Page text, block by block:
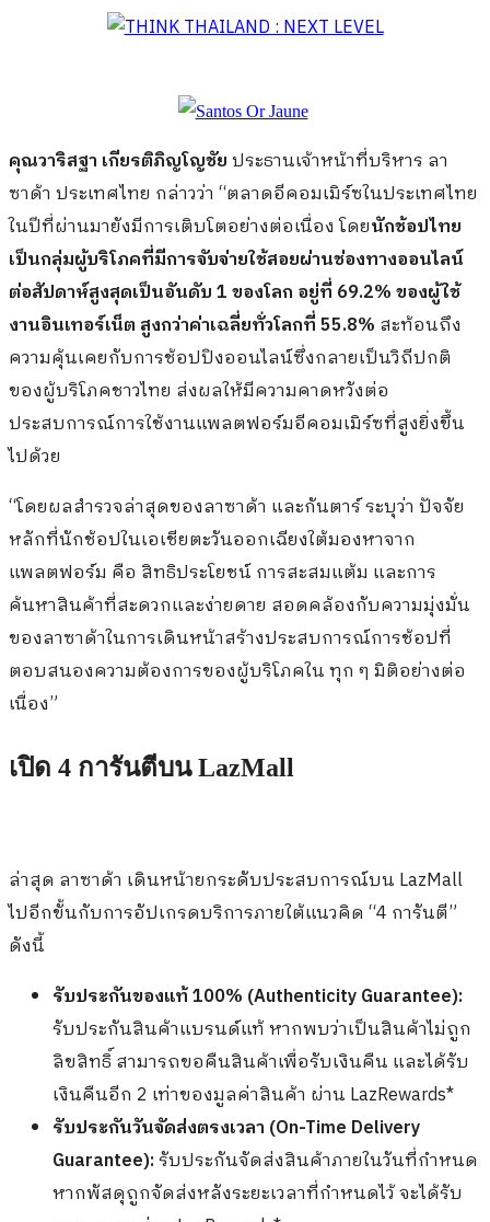
คุณวาริสฐา เกียรติภิญโญชัยประธานเจ้าหน้าที่บริหาร ลา
ซาด้า ประเทศไทย กล่าวว่า “ตลาดอีคอมเมิร์ซในประเทศไทย
ในปีที่ผ่านมายังมีการเติบโตอย่างต่อเนื่อง โดยนักช้อปไทย
เป็นกลุ่มผู้บริโภคที่มีการจับจ่ายใช้สอยผ่านช่องทางออนไลน์
ต่อสัปดาห์สูงสุดเป็นอันดับ 1 ของโลก อยู่ที่ 69.2% ของผู้ใช้
งานอินเทอร์เน็ต สูงกว่าค่าเฉลี่ยทั่วโลกที่ 55.8% สะท้อนถึง
ความคุ้นเคยกับการช้อปปิงออนไลน์ซึ่งกลายเป็นวิถีปกติ
ของผู้บริโภคชาวไทย ส่งผลให้มีความคาดหวังต่อ
ประสบการณ์การใช้งานแพลตฟอร์มอีคอมเมิร์ซที่สูงยิ่งขึ้น
ไปด้วย
“โดยผลสำรวจล่าสุดของลาซาด้า และกันตาร์ ระบุว่า ปัจจัย
หลักที่นักช้อปในเอเชียตะวันออกเฉียงใต้มองหาจาก
แพลตฟอร์ม คือ สิทธิประโยชน์ การสะสมแต้ม และการ
ค้นหาสินค้าที่สะดวกและง่ายดาย สอดคล้องกับความมุ่งมั่น
ของลาซาด้าในการเดินหน้าสร้างประสบการณ์การช้อปที่
ตอบสนองความต้องการของผู้บริโภคใน ทุก ๆ มิติอย่างต่อ
เนื่อง”
เปิด 4 การันตีบน LazMall
ล่าสุด ลาซาด้า เดินหน้ายกระดับประสบการณ์บน LazMall
ไปอีกขั้นกับการอัปเกรดบริการภายใต้แนวคิด “4 การันตี”
ดังนี้
รับประกันของแท้ 100% (Authenticity Guarantee):
รับประกันสินค้าแบรนด์แท้ หากพบว่าเป็นสินค้าไม่ถูก
ลิขสิทธิ์ สามารถขอคืนสินค้าเพื่อรับเงินคืน และได้รับ
เงินคืนอีก 2 เท่าของมูลค่าสินค้า ผ่าน LazRewards*
รับประกันวันจัดส่งตรงเวลา (On-Time Delivery
Guarantee):รับประกันจัดส่งสินค้าภายในวันที่กำหนด
หากพัสดุถูกจัดส่งหลังระยะเวลาที่กำหนดไว้ จะได้รับ